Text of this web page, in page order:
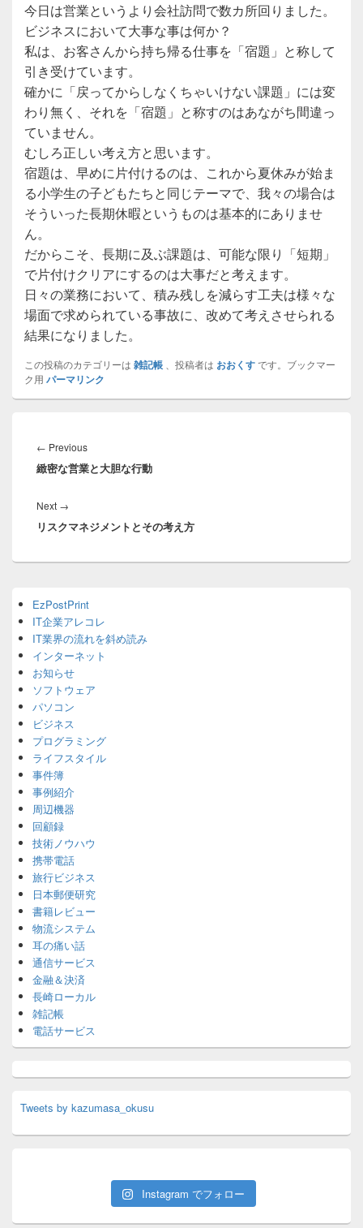
今日は営業というより会社訪問で数カ所回りました。
ビジネスにおいて大事な事は何か？
私は、お客さんから持ち帰る仕事を「宿題」と称して
引き受けています。
確かに「戻ってからしなくちゃいけない課題」には変
わり無く、それを「宿題」と称すのはあながち間違っ
ていません。
むしろ正しい考え方と思います。
宿題は、早めに片付けるのは、これから夏休みが始ま
る小学生の子どもたちと同じテーマで、我々の場合は
そういった長期休暇というものは基本的にありませ
ん。
だからこそ、長期に及ぶ課題は、可能な限り「短期」
で片付けクリアにするのは大事だと考えます。
日々の業務において、積み残しを減らす工夫は様々な
場面で求められている事故に、改めて考えさせられる
結果になりました。
この投稿のカテゴリーは 雑記帳 、投稿者は おおくすです。ブックマー
ク用 パーマリンク
稿
ナ
ゲ
シ
← PreviousPrevious
post:
緻密な営業と大胆な行動
Next →
post:
リスクマネジメントとその考え方
Sidebar
Widget
Area
EzPostPrint
IT企業アレコレ
IT業界の流れを斜め読み
インターネット
お知らせ
ソフトウェア
パソコン
ビジネス
プログラミング
ライフスタイル
事件簿
事例紹介
周辺機器
回顧録
技術ノウハウ
携帯電話
旅行ビジネス
日本郵便研究
書籍レビュー
物流システム
耳の痛い話
通信サービス
金融＆決済
長崎ローカル
雑記帳
電話サービス
Tweets by kazumasa_okusu
Instagram でフォロー